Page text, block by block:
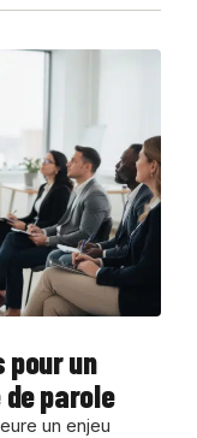
pour un
parole
un enjeu